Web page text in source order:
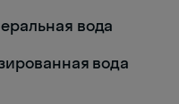
вода
вода